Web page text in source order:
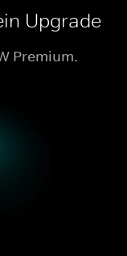
Upgrade
Premium.